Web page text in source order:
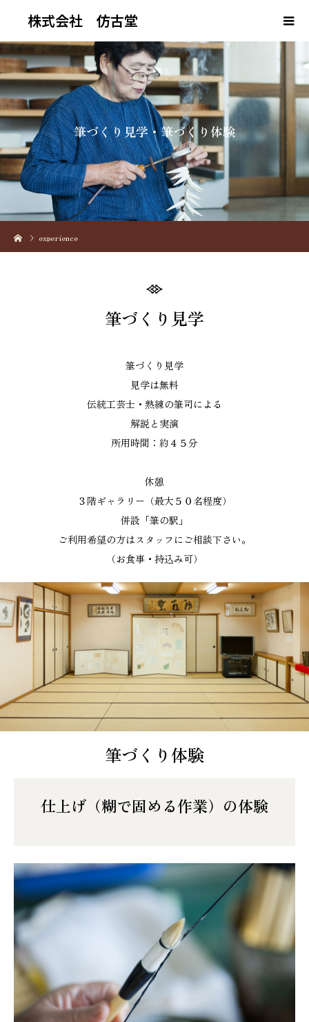
株式会社 仿古堂
筆づくり見学・筆づく り体験
experience
筆づくり見学
筆づくり見学
見学は無料
伝統工芸士・熟練の筆司による
解説と実演
所用時間：約４５分
休憩
３階ギャラリー（最大５０名程度）
併設「筆の駅」
ご利用希望の方はスタッフにご相談下さい。
（お食事・持込み可）
筆づくり体験
仕上げ（糊で固める作業）の体験